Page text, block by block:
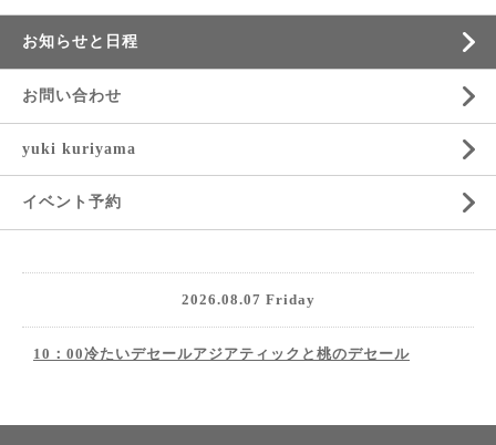
お知らせと日程
お問い合わせ
yuki kuriyama
イベント予約
2026.08.07 Friday
10：00冷たいデセールアジアティックと桃のデセール